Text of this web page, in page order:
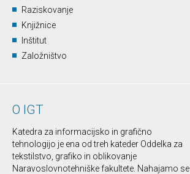
Raziskovanje
Knjižnice
Inštitut
Založništvo
O IGT
Katedra za informacijsko in grafično
tehnologijo je ena od treh kateder Oddelka za
tekstilstvo, grafiko in oblikovanje
Naravoslovnotehniške fakultete. Nahajamo se